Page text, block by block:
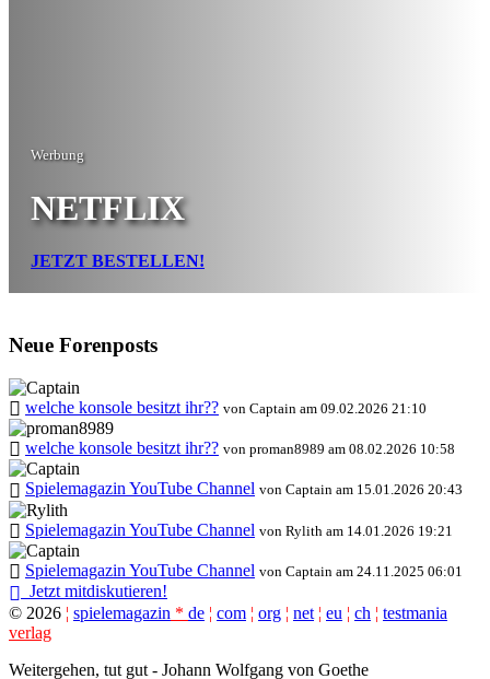
Werbung
NETFLIX
JETZT BESTELLEN!
Neue Forenposts
welche konsole besitzt ihr?? von Captain am 09.02.2026 21:10
welche konsole besitzt ihr?? von proman8989 am 08.02.2026 10:58
Spielemagazin YouTube Channel von Captain am 15.01.2026 20:43
Spielemagazin YouTube Channel von Rylith am 14.01.2026 19:21
Spielemagazin YouTube Channel von Captain am 24.11.2025 06:01
Jetzt mitdiskutieren!
© 2026 ¦ spielemagazin * de ¦ com ¦ org ¦ net ¦ eu ¦ ch ¦ testmania
verlag
Weitergehen, tut gut - Johann Wolfgang von Goethe